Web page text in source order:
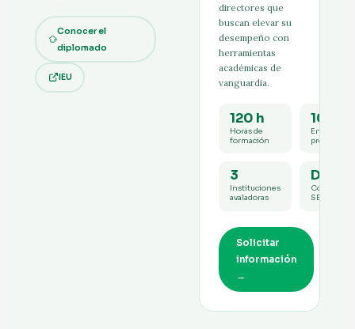
Conocer el
diplomado
IEU
directores que
buscan elevar su
desempeño con
herramientas
académicas de
vanguardia.
120 h
Horas de
formación
100%
En línea y
presencial
3
Instituciones
avaladoras
DC-3
Constancia
SEP
Solicitar
información
→